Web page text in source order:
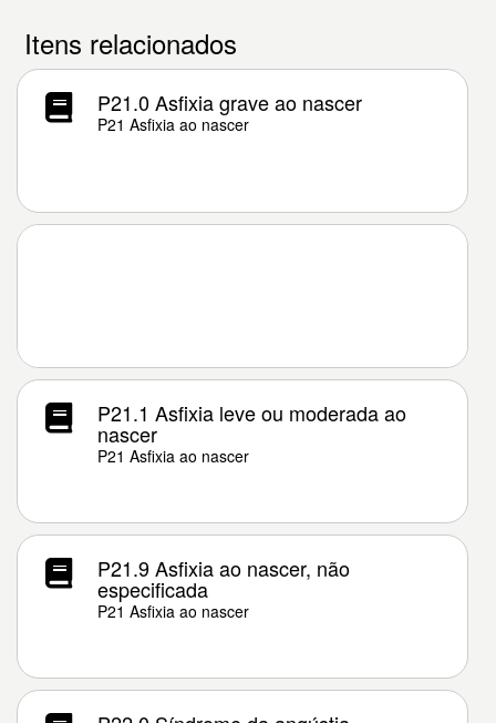
Itens relacionados
P21.0 Asfixia grave ao nascer
P21 Asfixia ao nascer
P21.1 Asfixia leve ou moderada ao
nascer
P21 Asfixia ao nascer
P21.9 Asfixia ao nascer, não
especificada
P21 Asfixia ao nascer